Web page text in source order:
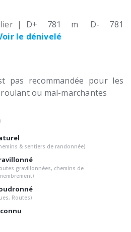
| D+ 781 m
D- 781
le dénivelé
pas recommandée pour les
ou mal-marchantes
& sentiers de randonnée)
gravillonnées, chemins de
Routes)